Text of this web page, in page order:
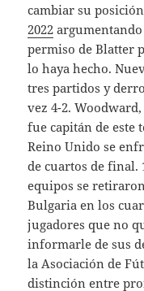
cambiar su
2022
permiso de Blatter
lo haya hecho.
tres partidos y
vez 4-2.
fue capitán de este
Reino Unido se
de cuartos de final.
equipos se
Bulgaria en los
jugadores que no
informarle de sus
la Asociación de
distinción entre